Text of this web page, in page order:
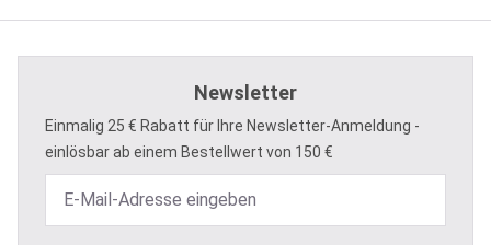
Newsletter
Einmalig 25 € Rabatt für Ihre Newsletter-Anmeldung -
einlösbar ab einem Bestellwert von 150 €